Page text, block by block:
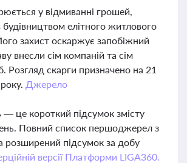
у відмиванні грошей,
будівництвом елітного житлового
захист оскаржує запобіжний
внесли сім компаній та сім
Розгляд скарги призначено на 21
Джерело
це короткий підсумок змісту
Повний список першоджерел з
розширений підсумок за добу
версії Платформи LIGA360.